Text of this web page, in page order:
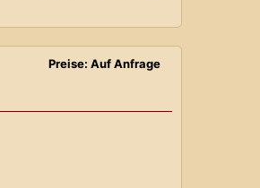
Preise: Auf Anfrage